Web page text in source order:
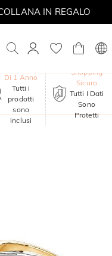
IN REGALO
Di 1 Anno
Tutti i
prodotti
sono
inclusi
Shopping
Sicuro
Tutti I Dati
Sono
Protetti